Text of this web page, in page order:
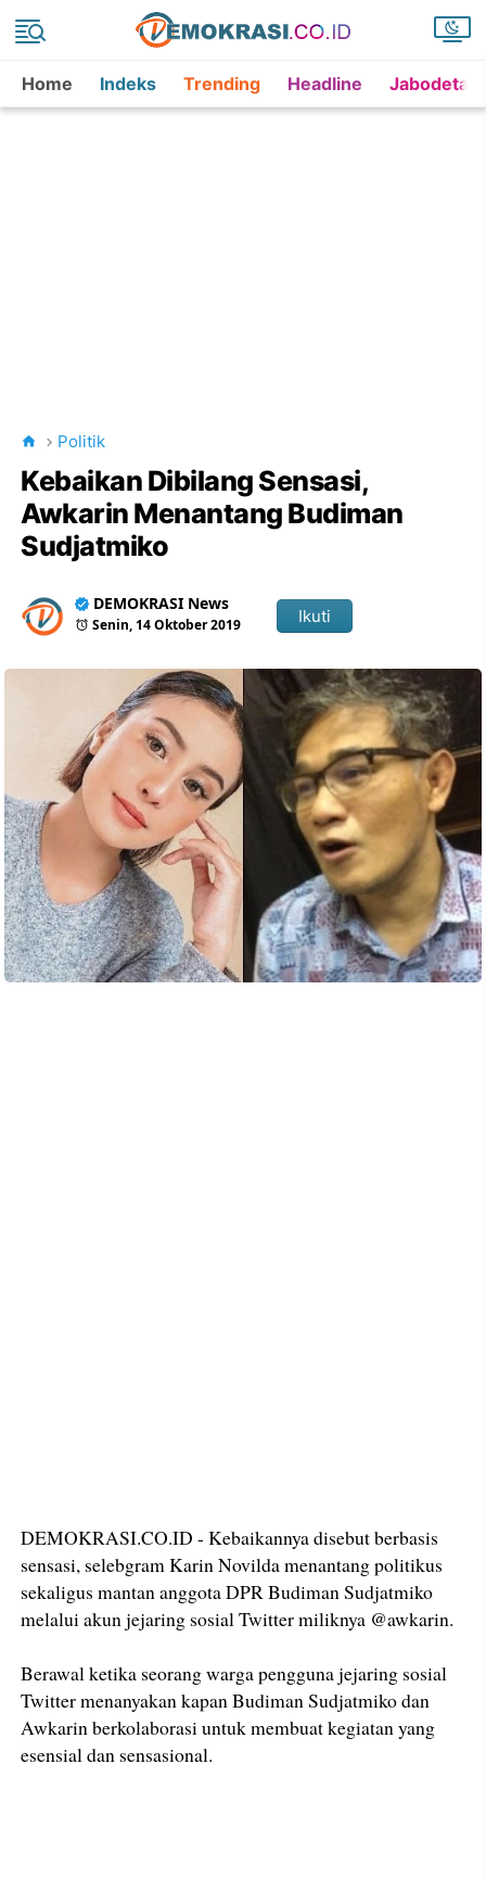
Home Indeks Trending Headline
Politik
Kebaikan Dibilang Sensasi,
Awkarin Menantang Budiman
Sudjatmiko
DEMOKRASI News
Senin, 14 Oktober 2019 Ikuti
DEMOKRASI.CO.ID - Kebaikannya disebut berbasis
sensasi, selebgram Karin Novilda menantang politikus
sekaligus mantan anggota DPR Budiman Sudjatmiko
melalui akun jejaring sosial Twitter miliknya @awkarin.
Berawal ketika seorang warga pengguna jejaring sosial
Twitter menanyakan kapan Budiman Sudjatmiko dan
Awkarin berkolaborasi untuk membuat kegiatan yang
esensial dan sensasional.